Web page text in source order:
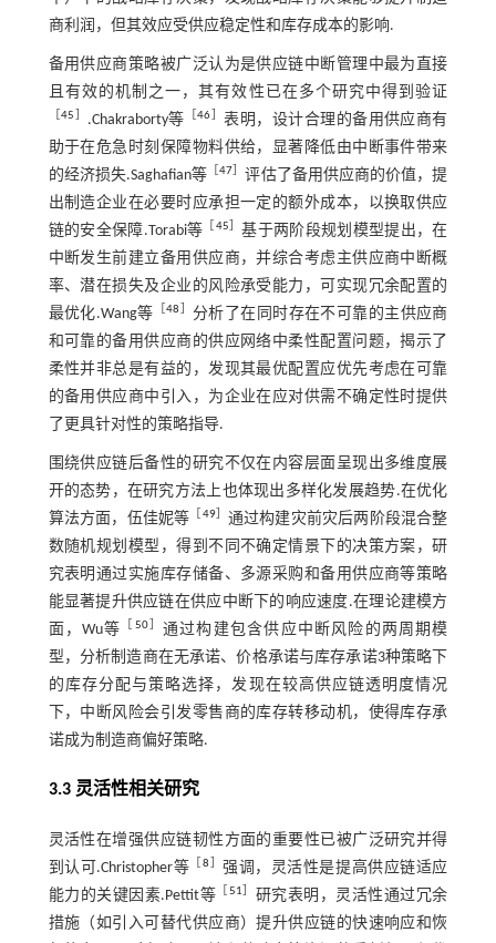
商利润，但其效应受供应稳定性和库存成本的影响.
备用供应商策略被广泛认为是供应链中断管理中最为直接
且有效的机制之一，其有效性已在多个研究中得到验证
［45 .Chakraborty等 ［46
表明，设计合理的备用供应商有
助于在危急时刻保障物料供给，显著降低由中断事件带来
的经济损失.Saghafian等 ［47 ］评估了备用供应商的价值，提
出制造企业在必要时应承担一定的额外成本，以换取供应
链的安全保障.Torabi等
45
基于两阶段规划模型提出，在
中断发生前建立备用供应商，并综合考虑主供应商中断概
率、潜在损失及企业的风险承受能力，可实现冗余配置的
最优化.Wang等 ［48 ］分析了在同时存在不可靠的主供应商
和可靠的备用供应商的供应网络中柔性配置问题，揭示了
柔性并非总是有益的，发现其最优配置应优先考虑在可靠
的备用供应商中引入，为企业在应对供需不确定性时提供
了更具针对性的策略指导.
围绕供应链后备性的研究不仅在内容层面呈现出多维度展
开的态势，在研究方法上也体现出多样化发展趋势.在优化
算法方面，伍佳妮等
49］ 通过构建灾前灾后两阶段混合整
数随机规划模型，得到不同不确定情景下的决策方案，研
究表明通过实施库存储备、多源采购和备用供应商等策略
能显著提升供应链在供应中断下的响应速度.在理论建模方
面，Wu等
50］通过构建包含供应中断风险的两周期模
型，分析制造商在无承诺、价格承诺与库存承诺3种策略下
的库存分配与策略选择，发现在较高供应链透明度情况
下，中断风险会引发零售商的库存转移动机，使得库存承
诺成为制造商偏好策略.
3.3 灵活性相关研究
灵活性在增强供应链韧性方面的重要性已被广泛研究并得
到认可.Christopher等
8 ］强调，灵活性是提高供应链适应
能力的关键因素.Pettit等
51
研究表明，灵活性通过冗余
措施（如引入可替代供应商）提升供应链的快速响应和恢